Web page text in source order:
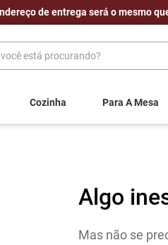
de entrega será o mesmo
está procurando?
Cozinha Para A Mesa
Algo
Mas não se